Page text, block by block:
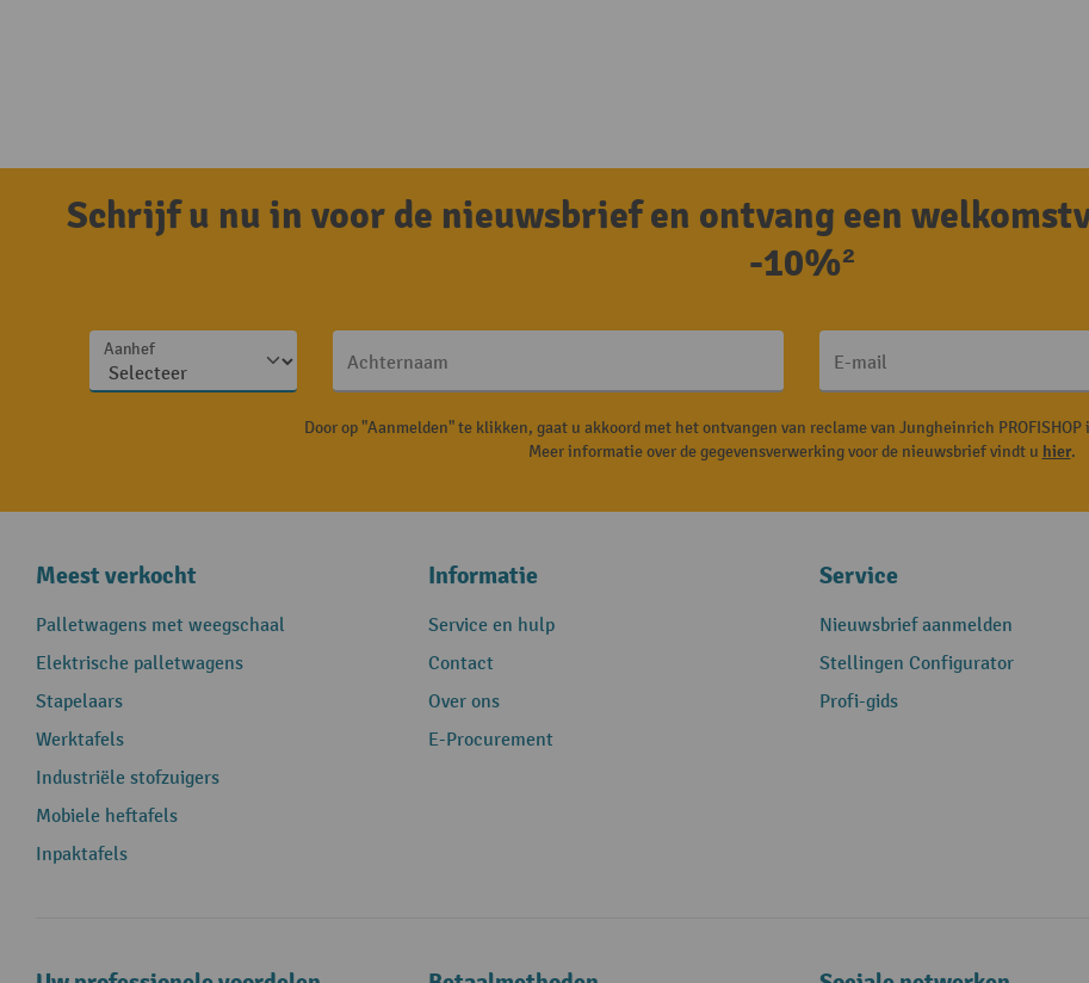
Schrijf u nu in voor de nieuwsbrief en ontvang een
-10%²
Aanhef
Achternaam E-mail
Door op "Aanmelden" te klikken, gaat u akkoord met het ontvangen van reclame van Jungheinrich
Meer informatie over de gegevensverwerking voor de nieuwsbrief vindt u hier.
Meest verkocht
Palletwagens met weegschaal
Elektrische palletwagens
Stapelaars
Werktafels
Industriële stofzuigers
Mobiele heftafels
Inpaktafels
Informatie
Service en hulp
Contact
Over ons
E-Procurement
Service
Nieuwsbrief aanmelden
Stellingen Configurator
Profi-gids